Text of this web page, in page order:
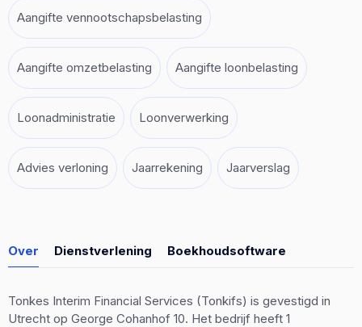
Aangifte vennootschapsbelasting
Aangifte omzetbelasting Aangifte loonbelasting
Loonadministratie Loonverwerking
Advies verloning Jaarrekening Jaarverslag
Over Dienstverlening Boekhoudsoftware
Tonkes Interim Financial Services (Tonkifs) is gevestigd in
Utrecht op George Cohanhof 10. Het bedrijf heeft 1